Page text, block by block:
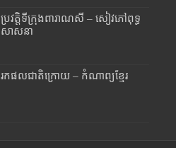
ប្រវត្តិទីក្រុងពារាណសី – សៀវភៅពុទ្ធ
សាសនា
រកផលជាតិក្រោយ – កំណាព្យខ្មែរ